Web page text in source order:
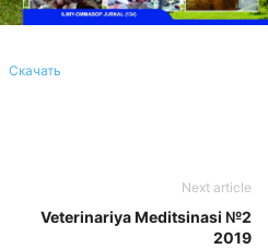
Скачать
Next article
Veterinariya Meditsinasi №2
2019